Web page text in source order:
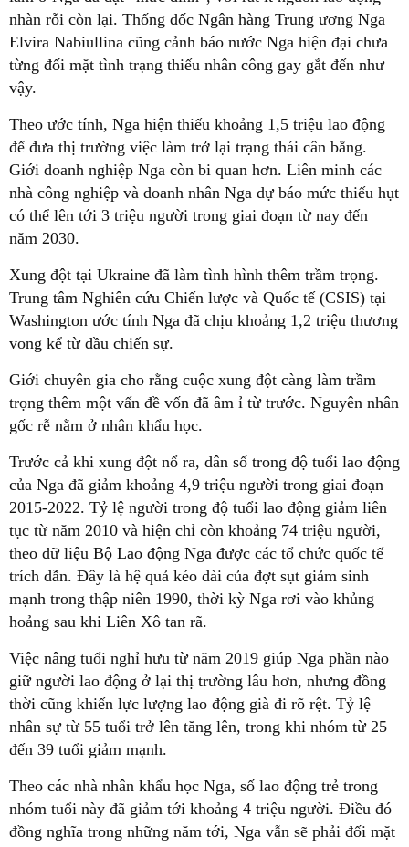
nhàn rỗi còn lại. Thống đốc Ngân hàng Trung ương Nga
Elvira Nabiullina cũng cảnh báo nước Nga hiện đại chưa
từng đối mặt tình trạng thiếu nhân công gay gắt đến như
vậy.
Theo ước tính, Nga hiện thiếu khoảng 1,5 triệu lao động
để đưa thị trường việc làm trở lại trạng thái cân bằng.
Giới doanh nghiệp Nga còn bi quan hơn. Liên minh các
nhà công nghiệp và doanh nhân Nga dự báo mức thiếu hụt
có thể lên tới 3 triệu người trong giai đoạn từ nay đến
năm 2030.
Xung đột tại Ukraine đã làm tình hình thêm trầm trọng.
Trung tâm Nghiên cứu Chiến lược và Quốc tế (CSIS) tại
Washington ước tính Nga đã chịu khoảng 1,2 triệu thương
vong kể từ đầu chiến sự.
Giới chuyên gia cho rằng cuộc xung đột càng làm trầm
trọng thêm một vấn đề vốn đã âm ỉ từ trước. Nguyên nhân
gốc rễ nằm ở nhân khẩu học.
Trước cả khi xung đột nổ ra, dân số trong độ tuổi lao động
của Nga đã giảm khoảng 4,9 triệu người trong giai đoạn
2015-2022. Tỷ lệ người trong độ tuổi lao động giảm liên
tục từ năm 2010 và hiện chỉ còn khoảng 74 triệu người,
theo dữ liệu Bộ Lao động Nga được các tổ chức quốc tế
trích dẫn. Đây là hệ quả kéo dài của đợt sụt giảm sinh
mạnh trong thập niên 1990, thời kỳ Nga rơi vào khủng
hoảng sau khi Liên Xô tan rã.
Việc nâng tuổi nghỉ hưu từ năm 2019 giúp Nga phần nào
giữ người lao động ở lại thị trường lâu hơn, nhưng đồng
thời cũng khiến lực lượng lao động già đi rõ rệt. Tỷ lệ
nhân sự từ 55 tuổi trở lên tăng lên, trong khi nhóm từ 25
đến 39 tuổi giảm mạnh.
Theo các nhà nhân khẩu học Nga, số lao động trẻ trong
nhóm tuổi này đã giảm tới khoảng 4 triệu người. Điều đó
đồng nghĩa trong những năm tới, Nga vẫn sẽ phải đối mặt